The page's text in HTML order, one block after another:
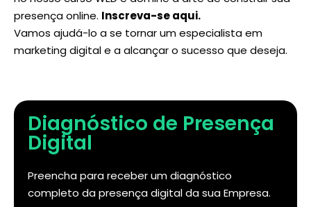
presença online. Inscreva-se aqui.
Vamos ajudá-lo a se tornar um especialista em
marketing digital e a alcançar o sucesso que deseja.
Diagnóstico de Presença
Digital
Preencha para receber um diagnóstico
completo da presença digital da sua Empresa.